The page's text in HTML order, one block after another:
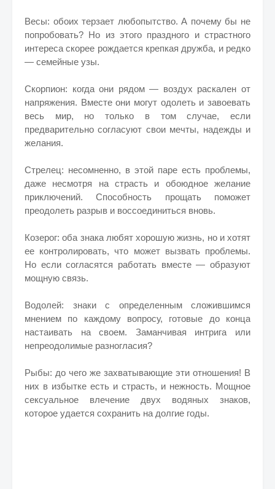
Весы: обоих терзает любопытство. А почему бы не
попробовать? Но из этого праздного и страстного
интереса скорее рождается крепкая дружба, и редко
— семейные узы.
Скорпион: когда они рядом — воздух раскален от
напряжения. Вместе они могут одолеть и завоевать
весь мир, но только в том случае, если
предварительно согласуют свои мечты, надежды и
желания.
Стрелец: несомненно, в этой паре есть проблемы,
даже несмотря на страсть и обоюдное желание
приключений. Способность прощать поможет
преодолеть разрыв и воссоединиться вновь.
Козерог: оба знака любят хорошую жизнь, но и хотят
ее контролировать, что может вызвать проблемы.
Но если согласятся работать вместе — образуют
мощную связь.
Водолей: знаки с определенным сложившимся
мнением по каждому вопросу, готовые до конца
настаивать на своем. Заманчивая интрига или
непреодолимые разногласия?
Рыбы: до чего же захватывающие эти отношения! В
них в избытке есть и страсть, и нежность. Мощное
сексуальное влечение двух водяных знаков,
которое удается сохранить на долгие годы.